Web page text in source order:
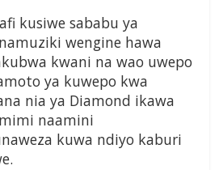
kusiwe sababu ya
wengine hawa
kwani na wao uwepo
ya kuwepo kwa
nia ya Diamond ikawa
naamini
kuwa ndiyo kaburi